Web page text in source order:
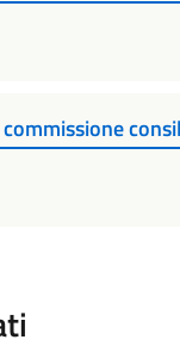
commissione